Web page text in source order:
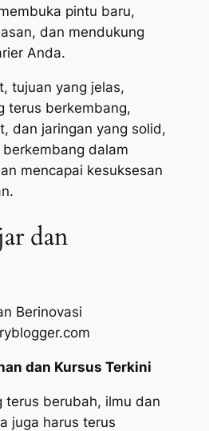
pintu baru,
dan mendukung
Anda.
tujuan yang jelas,
terus berkembang,
dan jaringan yang solid,
dalam
mencapai kesuksesan
dan
dan Kursus Terkini
terus berubah, ilmu dan
juga harus terus